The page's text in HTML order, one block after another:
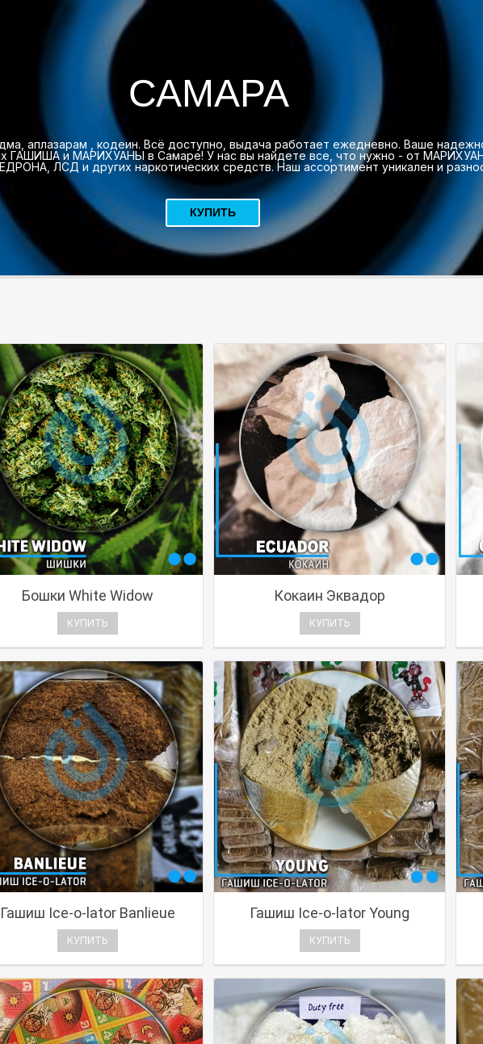
САМАРА
аплазарам , кодеин. Всё доступно, выдача работает ежедневно. Ваше
ГАШИША и МАРИХУАНЫ в Самаре! У нас вы найдете все, что нужно - от
ЛСД и других наркотических средств. Наш ассортимент уникален и
КУПИТЬ
Бошки White Widow
КУПИТЬ
Кокаин Эквадор
КУПИТЬ
Гашиш Ice-o-lator Banlieue
КУПИТЬ
Гашиш Ice-o-lator Young
КУПИТЬ